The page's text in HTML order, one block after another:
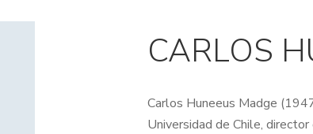
CARLOS
Carlos Huneeus Madge
Universidad de Chile,